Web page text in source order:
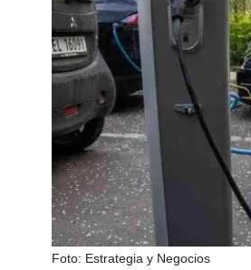
Foto: Estrategia y Negocios